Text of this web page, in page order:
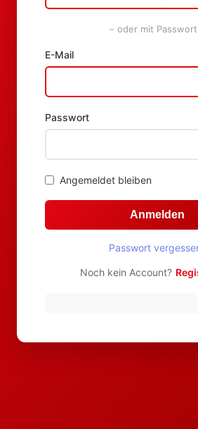
– oder mit
E-Mail
Passwort
Angemeldet bleiben
Anmelden
Passwort
Noch kein Account?